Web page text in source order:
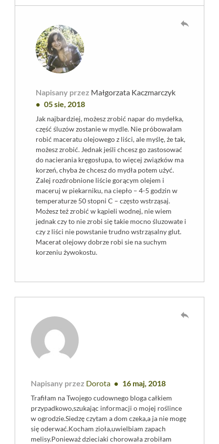
Napisany przez Małgorzata Kaczmarczyk
05 sie, 2018
Jak najbardziej, możesz zrobić napar do mydełka,
część śluzów zostanie w mydle. Nie próbowałam
robić maceratu olejowego z liści, ale myślę, że tak,
możesz zrobić. Jednak jeśli chcesz go zastosować
do nacierania kręgosłupa, to więcej związków ma
korzeń, chyba że chcesz do mydła potem użyć.
Zalej rozdrobnione liście gorącym olejem i
maceruj w piekarniku, na ciepło – 4-5 godzin w
temperaturze 50 stopni C – często wstrząsaj.
Możesz też zrobić w kąpieli wodnej, nie wiem
jednak czy to nie zrobi się takie mocno śluzowate i
czy z liści nie powstanie trudno wstrząsalny glut.
Macerat olejowy dobrze robi sie na suchym
korzeniu żywokostu.
reply
Napisany przez Dorota 16 maj, 2018
Trafiłam na Twojego cudownego bloga całkiem
przypadkowo,szukając informacji o mojej roślince
w ogrodzie.Siedzę czytam a dom czeka,a ja nie mogę
się oderwać.Kocham zioła,uwielbiam zapach
melisy.Ponieważ dzieciaki chorowała zrobiłam
reply